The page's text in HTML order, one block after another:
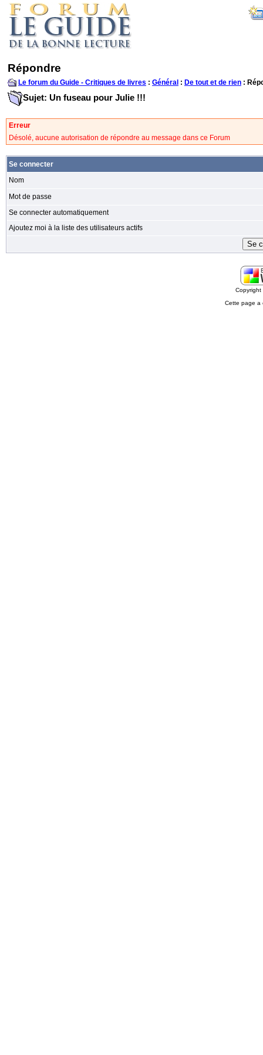
Répondre
Le forum du Guide - Critiques de livres : Général : De tout et de rien :
Sujet: Un fuseau pour Julie !!!
Erreur
Désolé, aucune autorisation de répondre au message dans ce Forum
Se connecter
Nom
Mot de passe
Se connecter automatiquement
Ajoutez moi à la liste des utilisateurs actifs
Cette page a